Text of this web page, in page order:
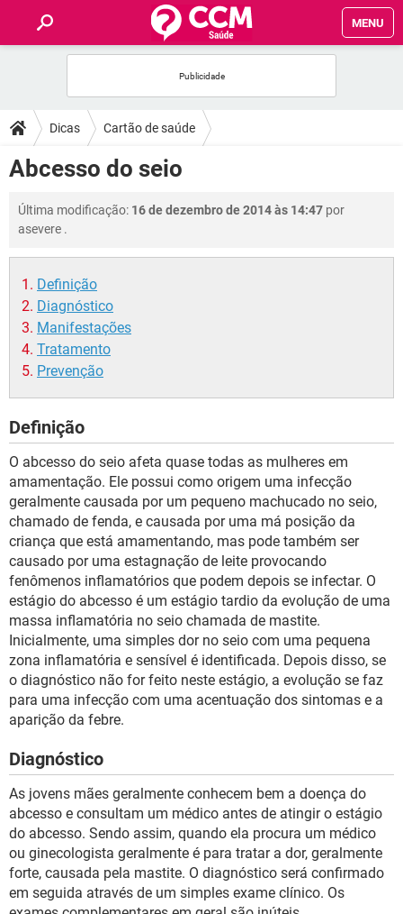
MENU
FÓRUM
SAÚDE
FAMÍLIA
NUTRIÇÃO
BEM-ESTAR
SEXUALIDADE
Dicas Cartão de saúde
Abcesso do seio
Última modificação: 16 de dezembro de 2014 às 14:47 por
asevere .
Definição
Diagnóstico
Manifestações
Tratamento
Prevenção
Definição
O abcesso do seio afeta quase todas as mulheres em
amamentação. Ele possui como origem uma infecção
geralmente causada por um pequeno machucado no seio,
chamado de fenda, e causada por uma má posição da
criança que está amamentando, mas pode também ser
causado por uma estagnação de leite provocando
fenômenos inflamatórios que podem depois se infectar. O
estágio do abcesso é um estágio tardio da evolução de uma
massa inflamatória no seio chamada de mastite.
Inicialmente, uma simples dor no seio com uma pequena
zona inflamatória e sensível é identificada. Depois disso, se
o diagnóstico não for feito neste estágio, a evolução se faz
para uma infecção com uma acentuação dos sintomas e a
aparição da febre.
Diagnóstico
As jovens mães geralmente conhecem bem a doença do
abcesso e consultam um médico antes de atingir o estágio
do abcesso. Sendo assim, quando ela procura um médico
ou ginecologista geralmente é para tratar a dor, geralmente
forte, causada pela mastite. O diagnóstico será confirmado
em seguida através de um simples exame clínico. Os